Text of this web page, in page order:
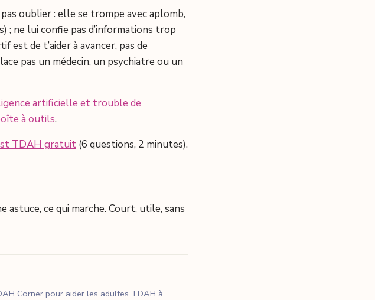
oublier : elle se trompe avec aplomb,
; ne lui confie pas d’informations trop
est de t’aider à avancer, pas de
pas un médecin, un psychiatre ou un
artificielle et trouble de
à outils.
TDAH gratuit (6 questions, 2 minutes).
astuce, ce qui marche. Court, utile, sans
Corner pour aider les adultes TDAH à